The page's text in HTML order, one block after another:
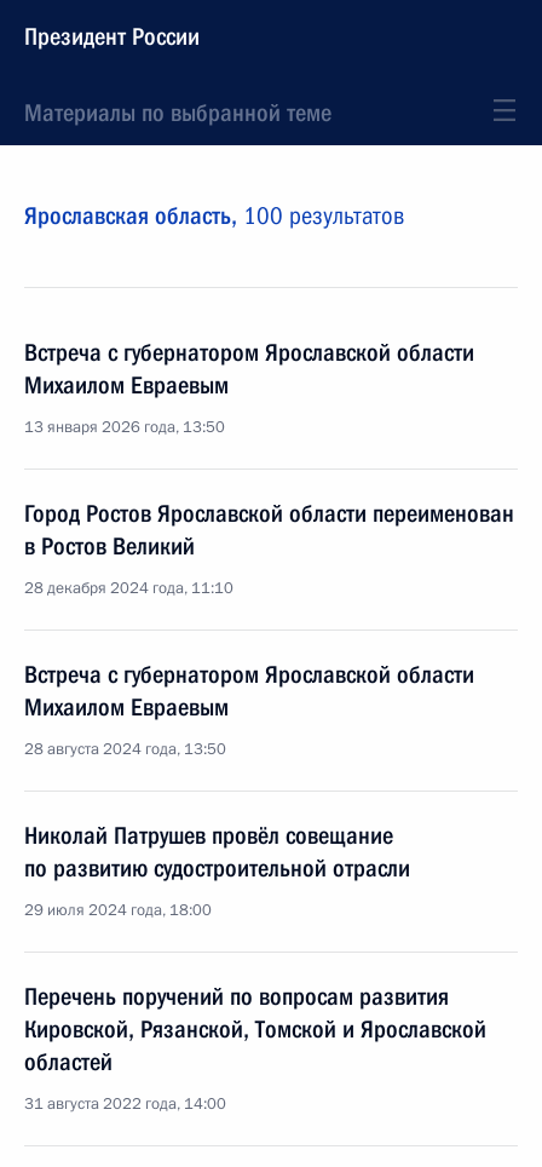
Президент России
Материалы по выбранной теме
Ярославская область, 100 результатов
Встреча с губернатором Ярославской области
Михаилом Евраевым
13 января 2026 года, 13:50
Город Ростов Ярославской области переименован
в Ростов Великий
28 декабря 2024 года, 11:10
Встреча с губернатором Ярославской области
Михаилом Евраевым
28 августа 2024 года, 13:50
Николай Патрушев провёл совещание
по развитию судостроительной отрасли
29 июля 2024 года, 18:00
Перечень поручений по вопросам развития
Кировской, Рязанской, Томской и Ярославской
областей
31 августа 2022 года, 14:00